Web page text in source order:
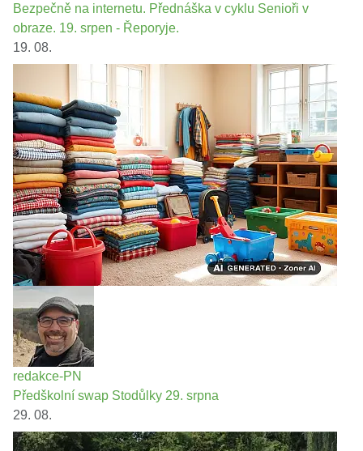
Bezpečně na internetu. Přednáška v cyklu Senioři v
obraze. 19. srpen - Řeporyje.
19. 08.
redakce-PN
Předškolní swap Stodůlky 29. srpna
29. 08.